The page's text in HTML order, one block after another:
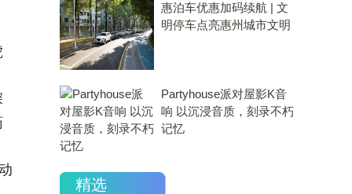
惠泊车优惠加码续航 | 文
明停车点亮惠州城市文明
Partyhouse派对屋影K音
响 以沉浸音质，刻录不朽
记忆
精选